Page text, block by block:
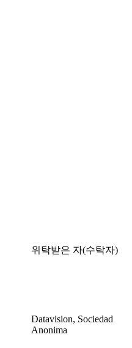
위탁받은 자(수탁자)
Datavision, Sociedad
Anonima